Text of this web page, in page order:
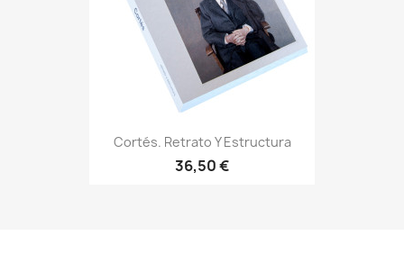
Cortés. Retrato Y Estructura
36,50 €